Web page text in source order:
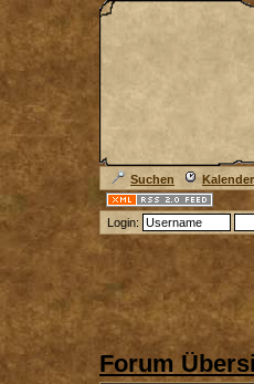
Suchen Kalender
Login:
Forum